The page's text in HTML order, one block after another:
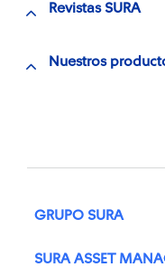
Revistas SURA
Nuestros
GRUPO SURA
SURA ASSET